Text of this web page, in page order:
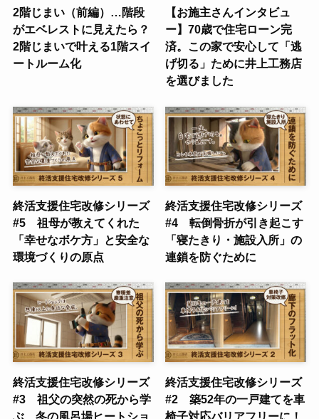
2階じまい（前編）…階段
がエベレストに見えたら？
2階じまいで叶える1階スイ
ートルーム化
【お施主さんインタビュ
ー】70歳で住宅ローン完
済。この家で安心して「逃
げ切る」ために井上工務店
を選びました
終活支援住宅改修シリーズ
#5 祖母が教えてくれた
「幸せなボケ方」と安全な
環境づくりの原点
終活支援住宅改修シリーズ
#4 転倒骨折が引き起こす
「寝たきり・施設入所」の
連鎖を防ぐために
終活支援住宅改修シリーズ
#3 祖父の突然の死から学
ぶ、冬の風呂場ヒートショ
終活支援住宅改修シリーズ
#2 築52年の一戸建てを車
椅子対応バリアフリーに！